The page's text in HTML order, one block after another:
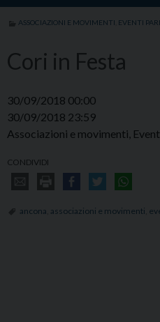
ASSOCIAZIONI E MOVIMENTI EVENTI
Cori in Festa
30/09/2018 00:00
30/09/2018 23:59
Associazioni e movimenti,
CONDIVIDI
ancona associazioni e movimenti